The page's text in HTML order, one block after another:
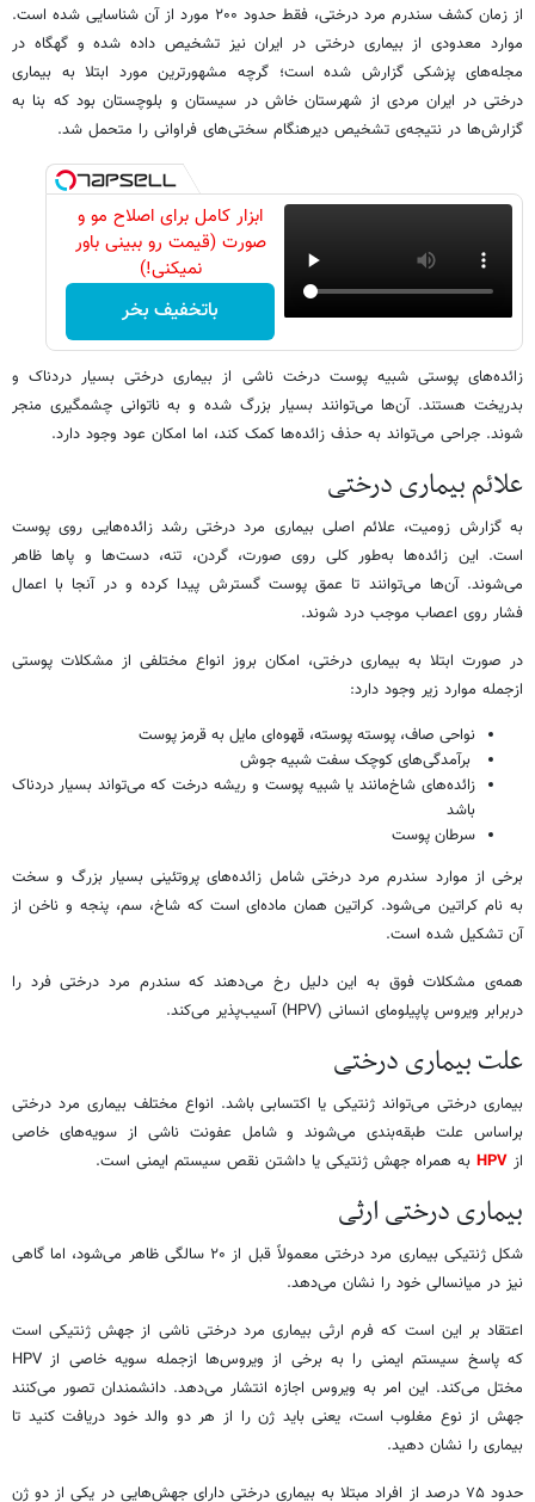
از زمان کشف سندرم مرد درختی، فقط حدود ۲۰۰ مورد از آن شناسایی شده است.
موارد معدودی از بیماری درختی در ایران نیز تشخیص داده شده و گهگاه در
مجله‌های پزشکی گزارش شده است؛ گرچه مشهورترین مورد ابتلا به بیماری
درختی در ایران مردی از شهرستان خاش در سیستان و بلوچستان بود که بنا به
گزارش‌ها در نتیجه‌ی تشخیص دیرهنگام سختی‌های فراوانی را متحمل شد.
ابزار کامل برای اصلاح مو و
صورت (قیمت رو ببینی باور
نمیکنی!)
باتخفیف بخر
زائده‌های پوستی شبیه پوست درخت ناشی از بیماری درختی بسیار دردناک و
بدریخت هستند. آن‌ها می‌توانند بسیار بزرگ شده و به ناتوانی چشمگیری منجر
شوند. جراحی می‌تواند به حذف زائده‌ها کمک کند، اما امکان عود وجود دارد.
علائم بیماری درختی
به گزارش زومیت، علائم اصلی بیماری مرد درختی رشد زائده‌هایی روی پوست
است. این زائده‌ها به‌طور کلی روی صورت، گردن، تنه، دست‌ها و پاها ظاهر
می‌شوند. آن‌ها می‌توانند تا عمق پوست گسترش پیدا کرده و در آنجا با اعمال
فشار روی اعصاب موجب درد شوند.
در صورت ابتلا به بیماری درختی، امکان بروز انواع مختلفی از مشکلات پوستی
ازجمله موارد زیر وجود دارد:
نواحی صاف، پوسته پوسته، قهوه‌ای مایل به قرمز پوست
برآمدگی‌های کوچک سفت شبیه جوش
زائده‌های شاخ‌مانند یا شبیه پوست و ریشه درخت که می‌تواند بسیار دردناک
باشد
سرطان پوست
برخی از موارد سندرم مرد درختی شامل زائده‌های پروتئینی بسیار بزرگ و سخت
به نام کراتین می‌شود. کراتین همان ماده‌ای است که شاخ، سم، پنجه و ناخن از
آن تشکیل شده است.
همه‌ی مشکلات فوق به این دلیل رخ می‌دهند که سندرم مرد درختی فرد را
دربرابر ویروس‌ پاپیلومای انسانی (HPV) آسیب‌پذیر می‌کند.
علت بیماری درختی
بیماری درختی می‌تواند ژنتیکی یا اکتسابی باشد. انواع مختلف بیماری مرد درختی
براساس علت طبقه‌بندی می‌شوند و شامل عفونت ناشی از سویه‌های خاصی
از HPV به همراه جهش ژنتیکی یا داشتن نقص سیستم ایمنی است.
بیماری درختی ارثی
شکل ژنتیکی بیماری مرد درختی معمولاً قبل از ۲۰ سالگی ظاهر می‌شود، اما گاهی
نیز در میانسالی خود را نشان می‌دهد.
اعتقاد بر این است که فرم ارثی بیماری مرد درختی ناشی از جهش ژنتیکی است
که پاسخ سیستم ایمنی را به برخی از ویروس‌ها ازجمله سویه خاصی از HPV
مختل می‌کند. این امر به ویروس اجازه انتشار می‌دهد. دانشمندان تصور می‌کنند
جهش از نوع مغلوب است، یعنی باید ژن را از هر دو والد خود دریافت کنید تا
بیماری را نشان دهید.
حدود ۷۵ درصد از افراد مبتلا به بیماری درختی دارای جهش‌هایی در یکی از دو ژن